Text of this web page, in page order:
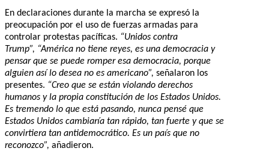
En declaraciones durante la marcha se expresó la
preocupación por el uso de fuerzas armadas para
controlar protestas pacíficas. “Unidos contra
Trump”, “América no tiene reyes, es una democracia y
pensar que se puede romper esa democracia, porque
alguien así lo desea no es americano”, señalaron los
presentes. “Creo que se están violando derechos
humanos y la propia constitución de los Estados Unidos.
Es tremendo lo que está pasando, nunca pensé que
Estados Unidos cambiaría tan rápido, tan fuerte y que se
convirtiera tan antidemocrático. Es un país que no
reconozco”, añadieron.